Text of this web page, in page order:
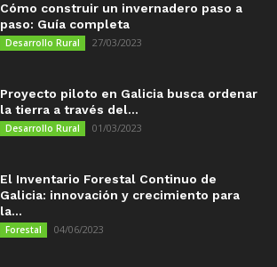
Cómo construir un invernadero paso a
paso: Guía completa
Desarrollo Rural 27/03/2023
Proyecto piloto en Galicia busca ordenar
la tierra a través del...
Desarrollo Rural 01/03/2023
El Inventario Forestal Continuo de
Galicia: innovación y crecimiento para
la...
Forestal 04/06/2023